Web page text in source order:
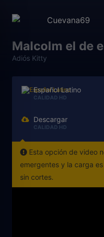
Malcolm el de
Adiós Kitty
Español Latino
CALIDAD HD
Descargar
CALIDAD HD
Esta opción de video
emergentes y la carga
sin cortes.